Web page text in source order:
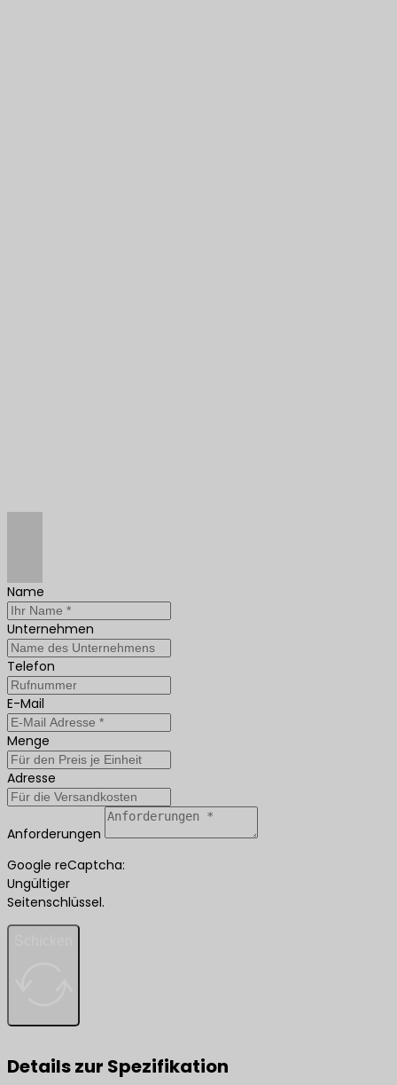
Name
Unternehmen
Telefon
E-Mail
Menge
Adresse
Anforderungen
Google reCaptcha:
Ungültiger
Seitenschlüssel.
Details zur Spezifikation